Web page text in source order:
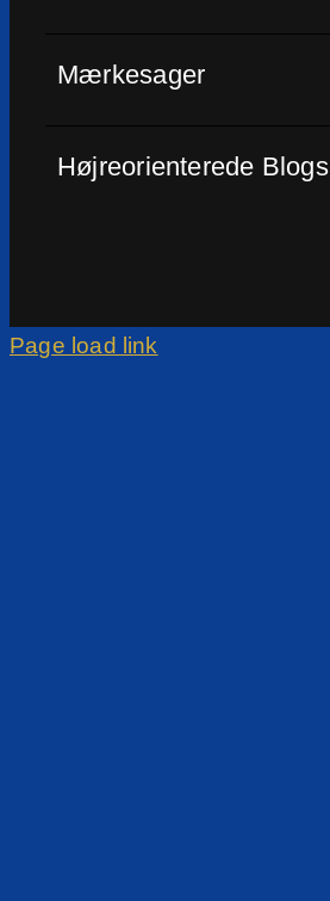
Mærkesager
Højreorienterede Blogs
Page load link